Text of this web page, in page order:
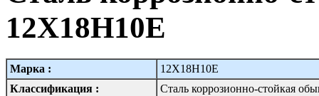
12Х18Н10Е
Марка :
12Х18Н10Е
Классификация :
Сталь коррозионно-стойкая